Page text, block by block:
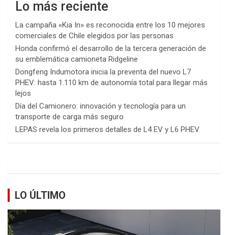
Lo más reciente
La campaña «Kia In» es reconocida entre los 10 mejores
comerciales de Chile elegidos por las personas
Honda confirmó el desarrollo de la tercera generación de
su emblemática camioneta Ridgeline
Dongfeng Indumotora inicia la preventa del nuevo L7
PHEV: hasta 1.110 km de autonomía total para llegar más
lejos
Día del Camionero: innovación y tecnología para un
transporte de carga más seguro
LEPAS revela los primeros detalles de L4 EV y L6 PHEV
LO ÚLTIMO